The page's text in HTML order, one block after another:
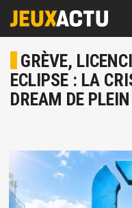
GRÈVE,
ECLIPSE : LA
DREAM DE